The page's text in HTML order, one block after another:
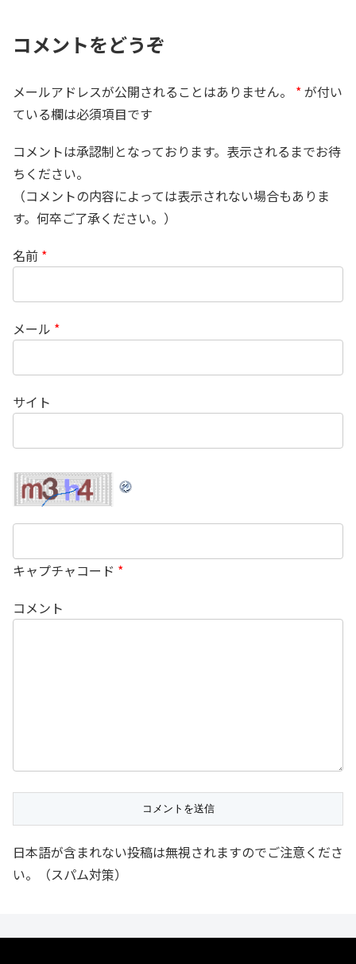
コメントをどうぞ
メールアドレスが公開されることはありません。 *が付い
ている欄は必須項目です
コメントは承認制となっております。表示されるまでお待
ちください。
（コメントの内容によっては表示されない場合もありま
す。何卒ご了承ください。）
名前 *
メール *
サイト
キャプチャコード *
コメント
日本語が含まれない投稿は無視されますのでご注意くださ
い。（スパム対策）